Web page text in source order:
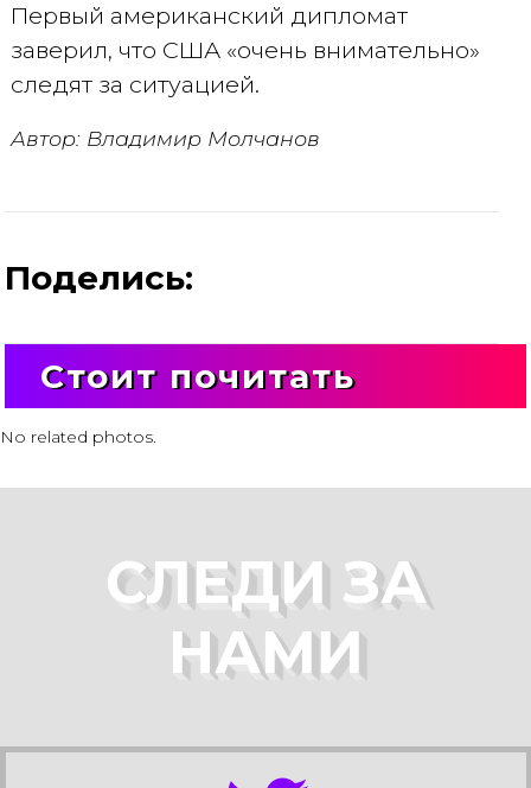
Первый американский дипломат
заверил, что США «очень внимательно»
следят за ситуацией.
Автор: Владимир Молчанов
Поделись:
Стоит почитать
No related photos.
СЛЕДИ ЗА
НАМИ